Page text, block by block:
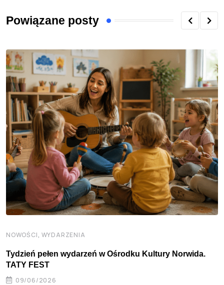
Powiązane posty
NOWOŚCI, WYDARZENIA
Tydzień pełen wydarzeń w Ośrodku Kultury Norwida.
TATY FEST
09/06/2026